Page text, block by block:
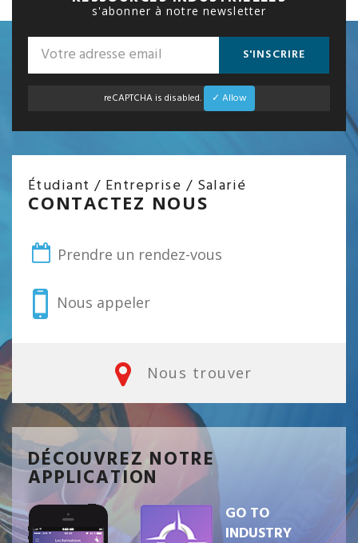
s'abonner à notre newsletter
S'INSCRIRE
reCAPTCHA is disabled. ✓ Allow
Étudiant / Entreprise / Salarié
CONTACTEZ NOUS
Prendre un rendez-vous
Nous appeler
Nous trouver
DÉCOUVREZ NOTRE
APPLICATION
GO TO
INDUSTRY